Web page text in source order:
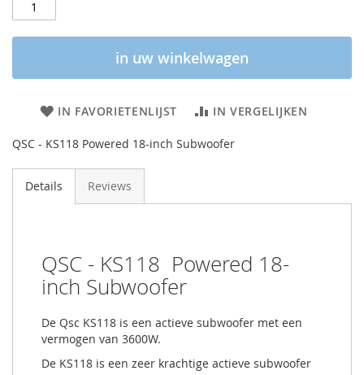
in uw winkelwagen
IN FAVORIETENLIJST IN VERGELIJKEN
QSC - KS118 Powered 18-inch Subwoofer
Details Reviews
QSC - KS118 Powered 18-
inch Subwoofer
De Qsc KS118 is een actieve subwoofer met een
vermogen van 3600W.
De KS118 is een zeer krachtige actieve subwoofer